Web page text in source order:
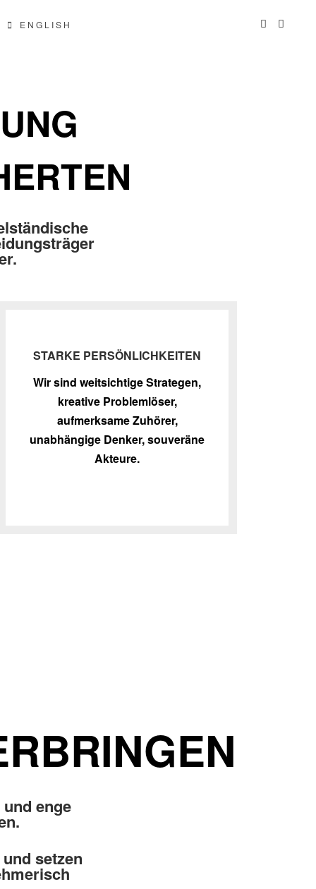
ENGLISH
STARKE PERSÖNLICHKEITEN
Wir sind weitsichtige Strategen,
kreative Problemlöser,
aufmerksame Zuhörer,
unabhängige Denker, souveräne
Akteure.
enge
setzen